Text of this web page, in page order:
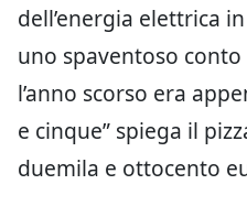
dell’energia elettrica
uno spaventoso
l’anno scorso era
e cinque” spiega il
duemila e ottocento